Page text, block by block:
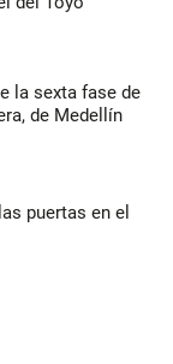
la sexta fase de
de Medellín
puertas en el